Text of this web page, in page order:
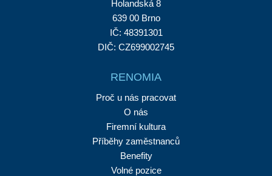
Holandská 8
639 00 Brno
IČ: 48391301
DIČ: CZ699002745
RENOMIA
Proč u nás pracovat
O nás
Firemní kultura
Příběhy zaměstnanců
Benefity
Volné pozice